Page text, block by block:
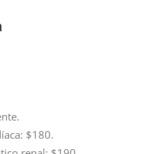
$180.